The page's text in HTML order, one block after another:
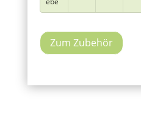
Zum Zubehör